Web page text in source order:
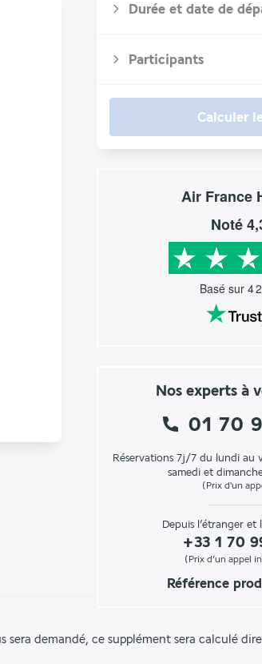
Durée et date de
Participants
Calculer
Air France
Noté
Basé sur 4
Nos experts à
01 70
Réservations 7j/7 du lundi au
samedi et
(Prix d'un
Depuis l’étranger et
+33 1 70
(Prix d’un appel
Référence
demandé, ce supplément sera calculé